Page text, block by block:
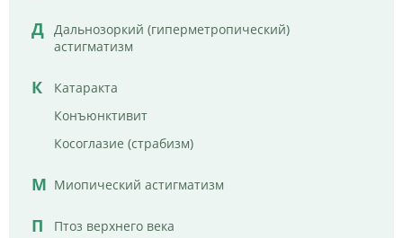
Д Дальнозоркий (гиперметропический)
астигматизм
К
Катаракта
Конъюнктивит
Косоглазие (страбизм)
М Миопический астигматизм
П Птоз верхнего века